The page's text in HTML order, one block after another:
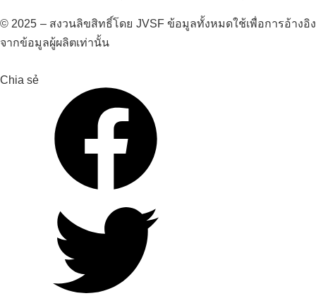
© 2025 – สงวนลิขสิทธิ์โดย JVSF ข้อมูลทั้งหมดใช้เพื่อการอ้างอิง
จากข้อมูลผู้ผลิตเท่านั้น
Chia sẻ
แนวทางแก้ปัญหาสิ่งแวดล้อมฟาร์มเป็ดซาน
ฮา_หลงอัน